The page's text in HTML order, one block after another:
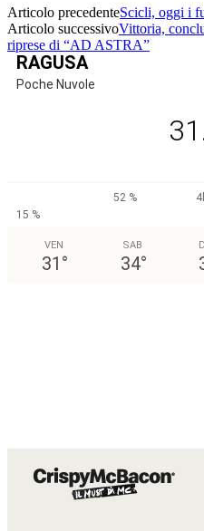
Articolo precedenteScicli, oggi i
Articolo successivoVittoria,
riprese di “AD ASTRA”
RAGUSA
Poche Nuvole
52 %
15 %
VEN
31 °
SAB
34°